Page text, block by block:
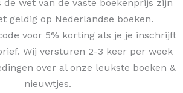
wet van de vaste boekenprijs zijn
geldig op Nederlandse boeken.
voor 5% korting als je je inschrijft
Wij versturen 2-3 keer per week
over al onze leukste boeken &
nieuwtjes.